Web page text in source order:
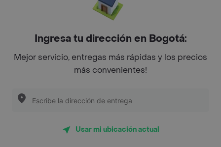
Top Marcas y Cadenas de Restaurantes
Encuéntranos en estos países
App Store Google play
Ingresa tu dirección en Bogotá:
Mejor servicio, entregas más rápidas y los precios
más convenientes!
Usar mi ubicación actual